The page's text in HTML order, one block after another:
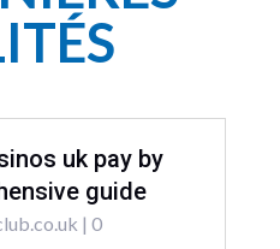
uk pay by
guide
| 0